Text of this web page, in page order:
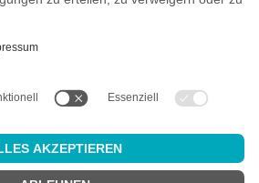
wenn nicht anders angegeben.